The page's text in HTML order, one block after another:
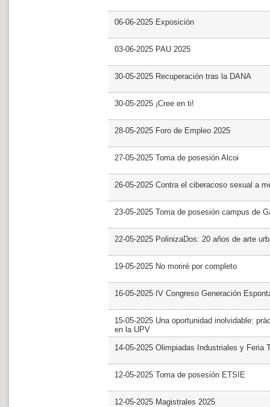
06-06-2025 Exposición
03-06-2025 PAU 2025
30-05-2025 Recuperación tras la DANA
30-05-2025 ¡Cree en ti!
28-05-2025 Foro de Empleo 2025
27-05-2025 Toma de posesión Alcoi
26-05-2025 Contra el ciberacoso sexual a
23-05-2025 Toma de posesión campus de
22-05-2025 PolinizaDos: 20 años de arte
19-05-2025 No moriré por completo
16-05-2025 IV Congreso Generación
15-05-2025 Una oportunidad inolvidable:
en la UPV
14-05-2025 Olimpiadas Industriales y Feria
12-05-2025 Toma de posesión ETSIE
12-05-2025 Magistrales 2025